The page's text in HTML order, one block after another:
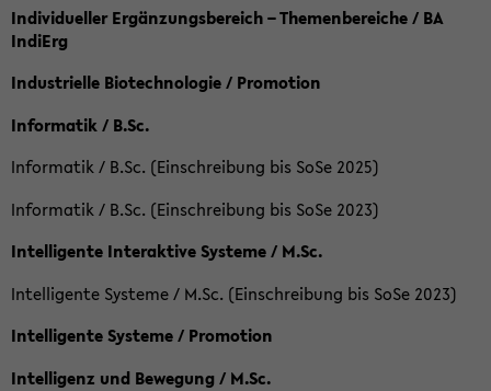
Individueller Ergänzungsbereich – Themenbereiche / BA
IndiErg
Industrielle Biotechnologie / Promotion
Informatik / B.Sc.
Informatik / B.Sc. (Einschreibung bis SoSe 2025)
Informatik / B.Sc. (Einschreibung bis SoSe 2023)
Intelligente Interaktive Systeme / M.Sc.
Intelligente Systeme / M.Sc. (Einschreibung bis SoSe 2023)
Intelligente Systeme / Promotion
Intelligenz und Bewegung / M.Sc.